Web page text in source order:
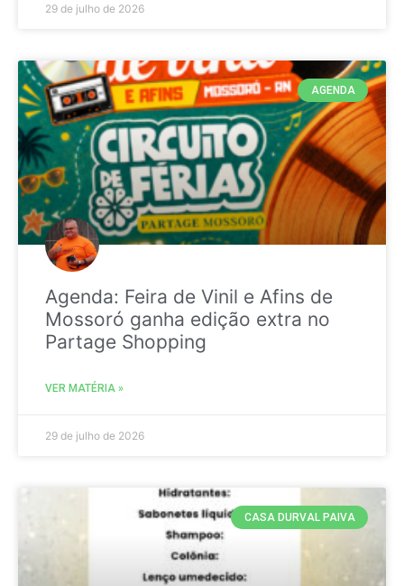
29 de julho de 2026
AGENDA
Agenda: Feira de Vinil e Afins de
Mossoró ganha edição extra no
Partage Shopping
VER MATÉRIA »
29 de julho de 2026
CASA DURVAL PAIVA